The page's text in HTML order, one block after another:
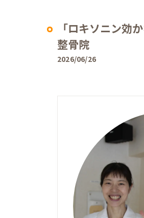
妊婦のつ
自律神経失
脊柱管狭窄症
「ロキソニン効
整骨院
2026/06/26